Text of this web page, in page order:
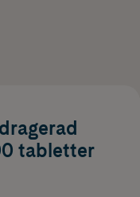
tabletter